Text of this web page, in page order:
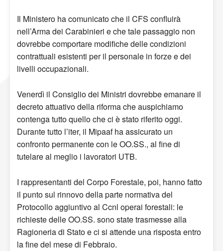
Il Ministero ha comunicato che il CFS confluirà
nell’Arma dei Carabinieri e che tale passaggio non
dovrebbe comportare modifiche delle condizioni
contrattuali esistenti per il personale in forze e dei
livelli occupazionali.
Venerdì il Consiglio dei Ministri dovrebbe emanare il
decreto attuativo della riforma che auspichiamo
contenga tutto quello che ci è stato riferito oggi.
Durante tutto l’iter, il Mipaaf ha assicurato un
confronto permanente con le OO.SS., al fine di
tutelare al meglio i lavoratori UTB.
I rappresentanti del Corpo Forestale, poi, hanno fatto
il punto sul rinnovo della parte normativa del
Protocollo aggiuntivo al Ccnl operai forestali: le
richieste delle OO.SS. sono state trasmesse alla
Ragioneria di Stato e ci si attende una risposta entro
la fine del mese di Febbraio.